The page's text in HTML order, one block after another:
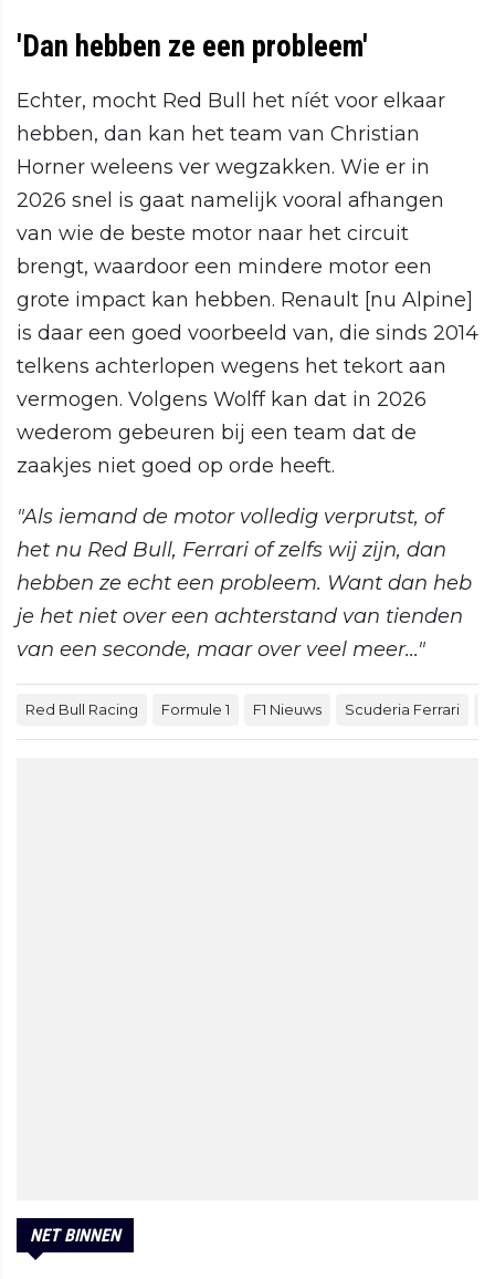
'Dan hebben ze een probleem'
Echter, mocht Red Bull het níét voor elkaar
hebben, dan kan het team van Christian
Horner weleens ver wegzakken. Wie er in
2026 snel is gaat namelijk vooral afhangen
van wie de beste motor naar het circuit
brengt, waardoor een mindere motor een
grote impact kan hebben. Renault [nu Alpine]
is daar een goed voorbeeld van, die sinds 2014
telkens achterlopen wegens het tekort aan
vermogen. Volgens Wolff kan dat in 2026
wederom gebeuren bij een team dat de
zaakjes niet goed op orde heeft.
"Als iemand de motor volledig verprutst, of
het nu Red Bull, Ferrari of zelfs wij zijn, dan
hebben ze echt een probleem. Want dan heb
je het niet over een achterstand van tienden
van een seconde, maar over veel meer..."
Red Bull Racing Formule 1 F1 Nieuws Scuderia Ferrari
NET BINNEN